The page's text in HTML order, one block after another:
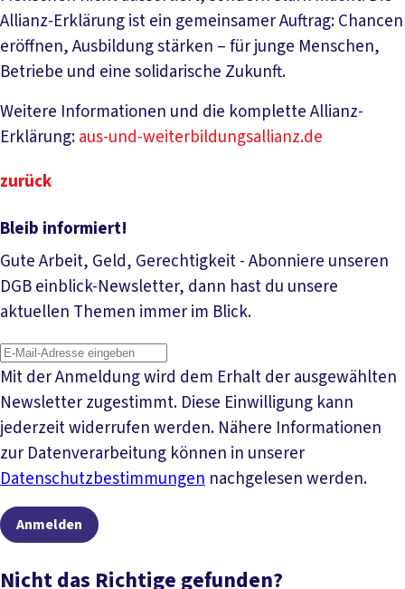
Allianz-Erklärung ist ein gemeinsamer Auftrag: Chancen
eröffnen, Ausbildung stärken – für junge Menschen,
Betriebe und eine solidarische Zukunft.
Weitere Informationen und die komplette Allianz-
Erklärung:aus-und-weiterbildungsallianz.de
zurück
Bleib informiert!
Gute Arbeit, Geld, Gerechtigkeit - Abonniere unseren
DGB einblick-Newsletter, dann hast du unsere
aktuellen Themen immer im Blick.
Mit der Anmeldung wird dem Erhalt der ausgewählten
Newsletter zugestimmt. Diese Einwilligung kann
jederzeit widerrufen werden. Nähere Informationen
zur Datenverarbeitung können in unserer
Datenschutzbestimmungen nachgelesen werden.
Anmelden
Nicht das Richtige gefunden?